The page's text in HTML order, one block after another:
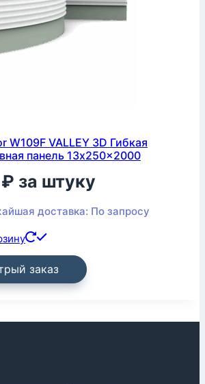
W109F VALLEY 3D Гибкая
панель 13x250x2000
₽ за штуку
доставка: По запросу
заказ